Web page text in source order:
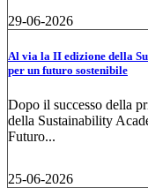
29-06-2026
Al via la II edizione della
per un futuro sostenibile
Dopo il successo della
della Sustainability
Futuro...
25-06-2026